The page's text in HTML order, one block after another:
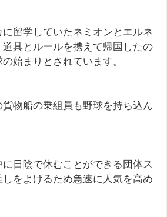
留学していたネミオンとエルネ
具とルールを携えて帰国したの
始まりとされています。
物船の乗組員も野球を持ち込ん
日陰で休むことができる団体ス
をよけるため急速に人気を高め